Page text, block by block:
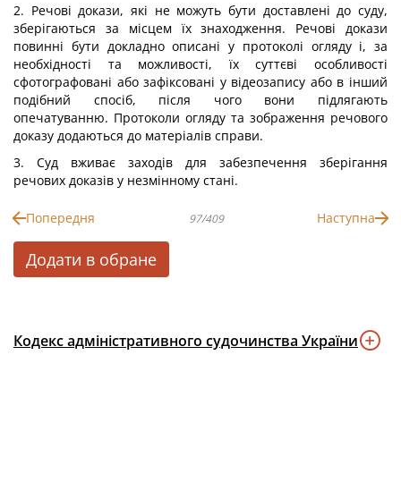
2. Речові докази, які не можуть бути доставлені до суду,
зберігаються за місцем їх знаходження. Речові докази
повинні бути докладно описані у протоколі огляду і, за
необхідності та можливості, їх суттєві особливості
сфотографовані або зафіксовані у відеозапису або в інший
подібний спосіб, після чого вони підлягають
опечатуванню. Протоколи огляду та зображення речового
доказу додаються до матеріалів справи.
3. Суд вживає заходів для забезпечення зберігання
речових доказів у незмінному стані.
Попередня 97/409 Наступна
Додати в обране
Кодекс адміністративного судочинства України